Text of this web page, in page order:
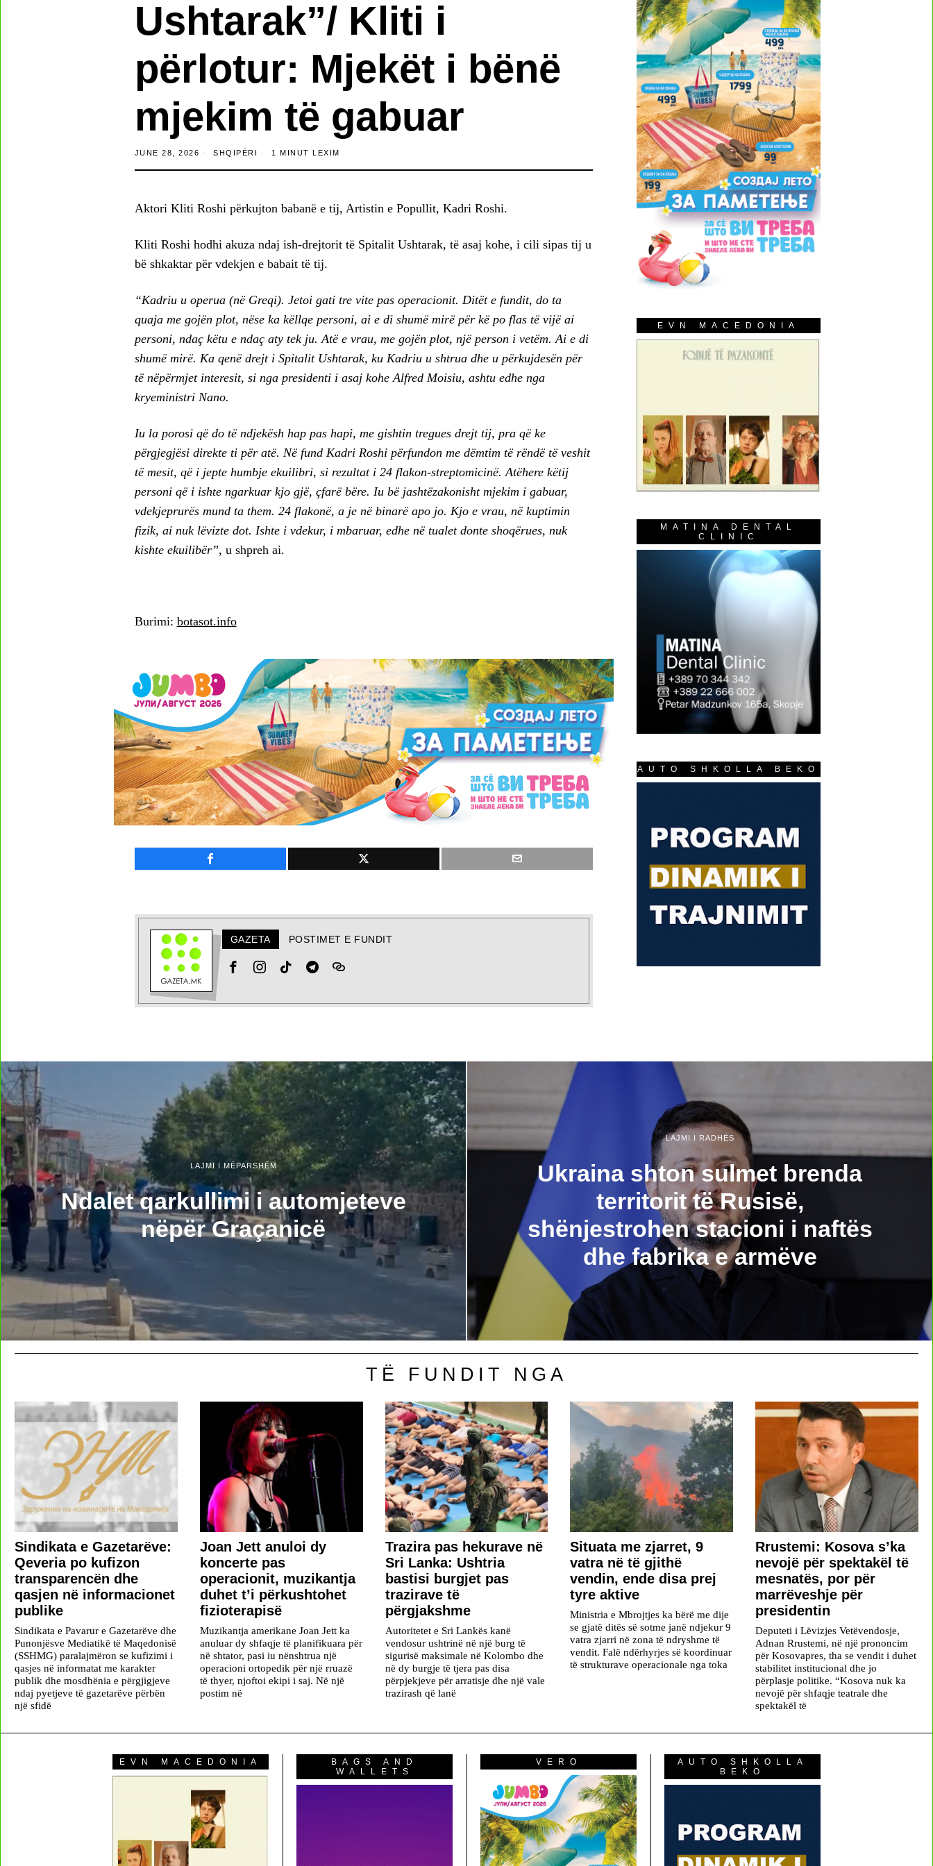
Ushtarak”/ Kliti i
përlotur: Mjekët i bënë
mjekim të gabuar
JUNE 28, 2026 SHQIPËRI 1 MINUT LEXIM
Aktori Kliti Roshi përkujton babanë e tij, Artistin e Popullit, Kadri Roshi.
Kliti Roshi hodhi akuza ndaj ish-drejtorit të Spitalit Ushtarak, të asaj kohe, i cili sipas tij u
bë shkaktar për vdekjen e babait të tij.
“Kadriu u operua (në Greqi). Jetoi gati tre vite pas operacionit. Ditët e fundit, do ta
quaja me gojën plot, nëse ka këllqe personi, ai e di shumë mirë për kë po flas të vijë ai
personi, ndaç këtu e ndaç aty tek ju. Atë e vrau, me gojën plot, një person i vetëm. Ai e di
shumë mirë. Ka qenë drejt i Spitalit Ushtarak, ku Kadriu u shtrua dhe u përkujdesën për
të nëpërmjet interesit, si nga presidenti i asaj kohe Alfred Moisiu, ashtu edhe nga
kryeministri Nano.
Iu la porosi që do të ndjekësh hap pas hapi, me gishtin tregues drejt tij, pra që ke
përgjegjësi direkte ti për atë. Në fund Kadri Roshi përfundon me dëmtim të rëndë të veshit
të mesit, që i jepte humbje ekuilibri, si rezultat i 24 flakon-streptomicinë. Atëhere këtij
personi që i ishte ngarkuar kjo gjë, çfarë bëre. Iu bë jashtëzakonisht mjekim i gabuar,
vdekjeprurës mund ta them. 24 flakonë, a je në binarë apo jo. Kjo e vrau, në kuptimin
fizik, ai nuk lëvizte dot. Ishte i vdekur, i mbaruar, edhe në tualet donte shoqërues, nuk
kishte ekuilibër”, u shpreh ai.
Burimi: botasot.info
GAZETA POSTIMET E FUNDIT
EVN MACEDONIA
MATINA DENTAL
CLINIC
AUTO SHKOLLA BEKO
LAJMI I MËPARSHËM
​Ndalet qarkullimi i automjeteve
nëpër Graçanicë
LAJMI I RADHËS
Ukraina shton sulmet brenda
territorit të Rusisë,
shënjestrohen stacioni i naftës
dhe fabrika e armëve
TË FUNDIT NGA
Sindikata e Gazetarëve:
Qeveria po kufizon
transparencën dhe
qasjen në informacionet
publike
Sindikata e Pavarur e Gazetarëve dhe
Punonjësve Mediatikë të Maqedonisë
(SSHMG) paralajmëron se kufizimi i
qasjes në informatat me karakter
publik dhe mosdhënia e përgjigjeve
ndaj pyetjeve të gazetarëve përbën
një sfidë
Joan Jett anuloi dy
koncerte pas
operacionit, muzikantja
duhet t’i përkushtohet
fizioterapisë
Muzikantja amerikane Joan Jett ka
anuluar dy shfaqje të planifikuara për
në shtator, pasi iu nënshtrua një
operacioni ortopedik për një rruazë
të thyer, njoftoi ekipi i saj. Në një
postim në
Trazira pas hekurave në
Sri Lanka: Ushtria
bastisi burgjet pas
trazirave të
përgjakshme
Autoritetet e Sri Lankës kanë
vendosur ushtrinë në një burg të
sigurisë maksimale në Kolombo dhe
në dy burgje të tjera pas disa
përpjekjeve për arratisje dhe një vale
trazirash që lanë
Situata me zjarret, 9
vatra në të gjithë
vendin, ende disa prej
tyre aktive
Ministria e Mbrojtjes ka bërë me dije
se gjatë ditës së sotme janë ndjekur 9
vatra zjarri në zona të ndryshme të
vendit. Falë ndërhyrjes së koordinuar
të strukturave operacionale nga toka
Rrustemi: Kosova s’ka
nevojë për spektakël të
mesnatës, por për
marrëveshje për
presidentin
Deputeti i Lëvizjes Vetëvendosje,
Adnan Rrustemi, në një prononcim
për Kosovapres, tha se vendit i duhet
stabilitet institucional dhe jo
përplasje politike. “Kosova nuk ka
nevojë për shfaqje teatrale dhe
spektakël të
EVN MACEDONIA
BAGS AND
WALLETS
VERO
AUTO SHKOLLA
BEKO